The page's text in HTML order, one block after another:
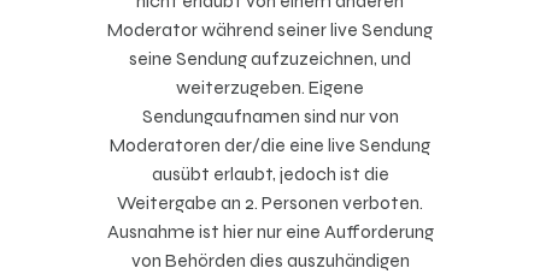
Moderator während seiner live Sendung
seine Sendung aufzuzeichnen, und
weiterzugeben. Eigene
Sendungaufnamen sind nur von
Moderatoren der/die eine live Sendung
ausübt erlaubt, jedoch ist die
Weitergabe an 2. Personen verboten.
Ausnahme ist hier nur eine Aufforderung
von Behörden dies auszuhändigen